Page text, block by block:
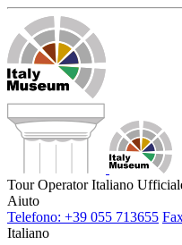
Tour Operator Italiano
Aiuto
Telefono: +39 055 713655
Italiano